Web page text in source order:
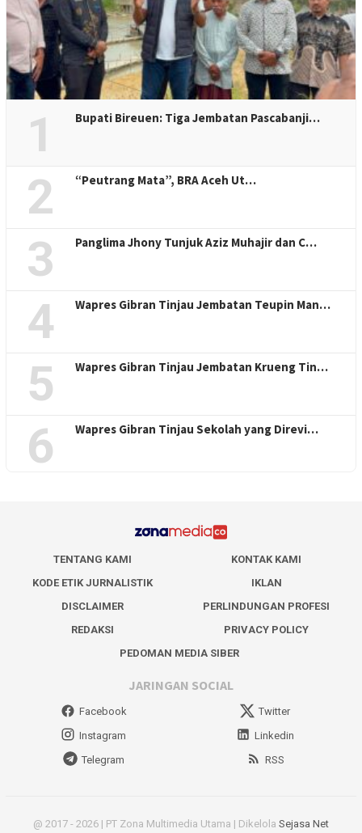
1 Bupati Bireuen: Tiga Jembatan Pascabanji…
2 “Peutrang Mata”, BRA Aceh Ut…
3 Panglima Jhony Tunjuk Aziz Muhajir dan C…
4 Wapres Gibran Tinjau Jembatan Teupin Man…
5 Wapres Gibran Tinjau Jembatan Krueng Tin…
6 Wapres Gibran Tinjau Sekolah yang Direvi…
TENTANG KAMI
KONTAK KAMI
KODE ETIK JURNALISTIK
IKLAN
DISCLAIMER
PERLINDUNGAN PROFESI
REDAKSI
PRIVACY POLICY
PEDOMAN MEDIA SIBER
JARINGAN SOCIAL
Facebook
Twitter
Instagram
Linkedin
Telegram
RSS
@ 2017 - 2026 | PT Zona Multimedia Utama | Dikelola Sejasa Net